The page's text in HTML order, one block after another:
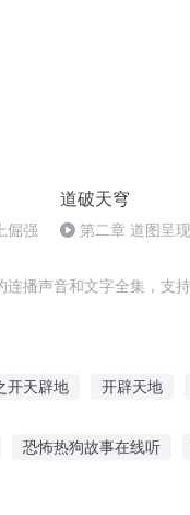
倔强
道破天穹
第二章 道图呈
播声音和文字全集，支
开天辟地 开辟天地
恐怖热狗故事在线听